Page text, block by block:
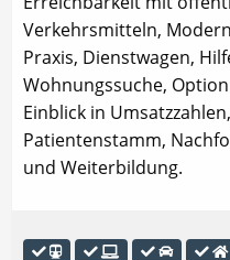
Verkehrsmitteln,
Praxis, Dienstwagen,
Wohnungssuche,
Einblick in
Patientenstamm,
und Weiterbildung.